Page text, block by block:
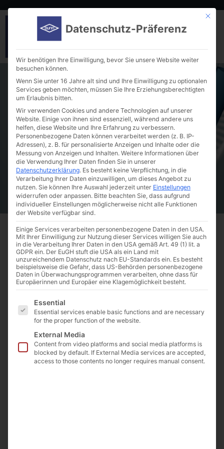
Testing Chambers
Mit
Datenschutz-Präferenz
Wir benötigen Ihre Einwilligung, bevor Sie unsere Website weiter
besuchen können.
Wenn Sie unter 16 Jahre alt sind und Ihre Einwilligung zu optionalen
Services geben möchten, müssen Sie Ihre Erziehungsberechtigten
um Erlaubnis bitten.
Wir verwenden Cookies und andere Technologien auf unserer
Website. Einige von ihnen sind essenziell, während andere uns
helfen, diese Website und Ihre Erfahrung zu verbessern.
Personenbezogene Daten können verarbeitet werden (z. B. IP-
Adressen), z. B. für personalisierte Anzeigen und Inhalte oder die
Messung von Anzeigen und Inhalten. Weitere Informationen über
die Verwendung Ihrer Daten finden Sie in unserer
Datenschutzerklärung. Es besteht keine Verpflichtung, in die
Verarbeitung Ihrer Daten einzuwilligen, um dieses Angebot zu
nutzen. Sie können Ihre Auswahl jederzeit unter Einstellungen
widerrufen oder anpassen. Bitte beachten Sie, dass aufgrund
individueller Einstellungen möglicherweise nicht alle Funktionen
der Website verfügbar sind.
Einige Services verarbeiten personenbezogene Daten in den USA.
Mit Ihrer Einwilligung zur Nutzung dieser Services willigen Sie auch
in die Verarbeitung Ihrer Daten in den USA gemäß Art. 49 (1) lit. a
GDPR ein. Der EuGH stuft die USA als ein Land mit
unzureichendem Datenschutz nach EU-Standards ein. Es besteht
beispielsweise die Gefahr, dass US-Behörden personenbezogene
Daten in Überwachungsprogrammen verarbeiten, ohne dass für
Europäerinnen und Europäer eine Klagemöglichkeit besteht.
Es folgt eine Liste der Service-Gruppen, für die eine
Essential
Essential services enable basic functions and are necessary
for the proper function of the website.
External Media
Content from video platforms and social media platforms is
blocked by default. If External Media services are accepted,
access to those contents no longer requires manual consent.